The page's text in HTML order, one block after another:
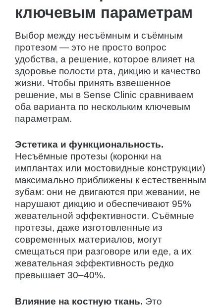
ключевым параметрам
Выбор между несъёмным и съёмным
протезом — это не просто вопрос
удобства, а решение, которое влияет на
здоровье полости рта, дикцию и качество
жизни. Чтобы принять взвешенное
решение, мы в Sense Clinic сравниваем
оба варианта по нескольким ключевым
параметрам.
Эстетика и функциональность.
Несъёмные протезы (коронки на
имплантах или мостовидные конструкции)
максимально приближены к естественным
зубам: они не двигаются при жевании, не
нарушают дикцию и обеспечивают 95%
жевательной эффективности. Съёмные
протезы, даже изготовленные из
современных материалов, могут
смещаться при разговоре или еде, а их
жевательная эффективность редко
превышает 30–40%.
Влияние на костную ткань. Это